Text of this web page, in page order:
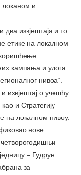
локаном и
два извјештаја и то
етике на локалном
кампања и улога
нивоа“.
извјештај о учешћу
и Стратегију
на локалном нивоу.
нове
– Гудрун
за